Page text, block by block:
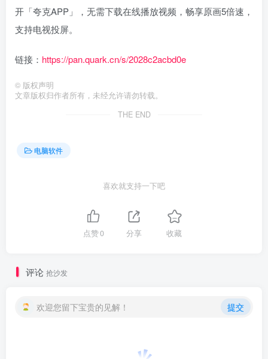
开「夸克APP」，无需下载在线播放视频，畅享原画5倍速，
支持电视投屏。
链接： https://pan.quark.cn/s/2028c2acbd0e
© 版权声明
文章版权归作者所有，未经允许请勿转载。
THE END
电脑软件
喜欢就支持一下吧
点赞0 分享 收藏
评论 抢沙发
欢迎您留下宝贵的见解！ 提交